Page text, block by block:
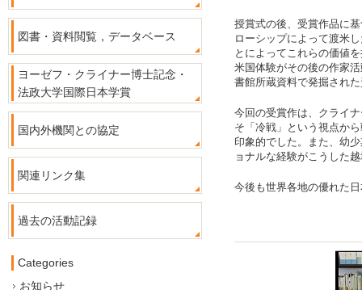
授賞式の後、受賞作品に
ローシップによって渡米
とによってこれらの価値
米国体験がその後の作家
書館所蔵資料で発掘され
今回の受賞作は、クライ
そ「冷戦」という視点か
印象的でした。また、幼
ョナルな経験がこうした
今後も世界各地の優れた
図書・資料閲覧，データベース
ヨーゼフ・クライナー博士記念・
法政大学国際日本学賞
国内外機関との協定
関連リンク集
過去の活動記録
Categories
お知らせ